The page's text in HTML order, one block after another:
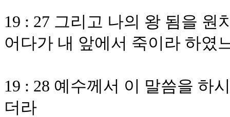
19 : 27 그리고 나의 왕 됨을 원
어다가 내 앞에서 죽이라 하였
19 : 28 예수께서 이 말씀을 하
더라